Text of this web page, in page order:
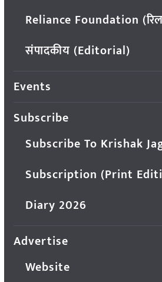
Reliance Foundation
संपादकीय (Editorial)
Events
Subscribe
Subscribe To Krishak
Subscription (Print
Diary 2026
Advertise
Website